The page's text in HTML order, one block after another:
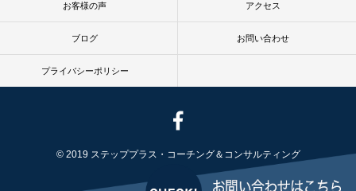
お客様の声 アクセス
ブログ お問い合わせ
プライバシーポリシー
© 2019 ステッププラス・コーチング＆コンサルティング